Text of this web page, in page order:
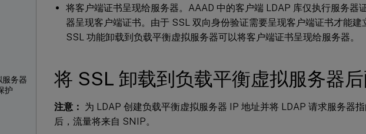
服务器
护
将客户端证书呈现给服务器。AAAD 中的客户端 LDAP 库仅执行服务器
器呈现客户端证书。由于 SSL 双向身份验证需要呈现客户端证书才能
SSL 功能卸载到负载平衡虚拟服务器可以将客户端证书呈现给服务器。
将 SSL 卸载到负载平衡虚拟服务器
注意： 为 LDAP 创建负载平衡虚拟服务器 IP 地址并将 LDAP 请求服务器
后，流量将来自 SNIP。